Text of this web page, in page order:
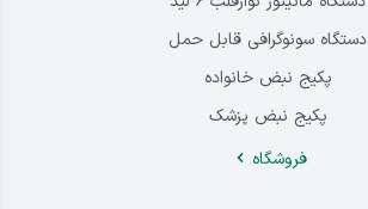
دستگاه سونوگرافی قابل حمل
پکیج نبض خانواده
پکیج نبض پزشک
فروشگاه